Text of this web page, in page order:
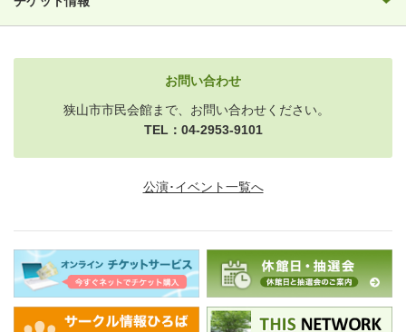
お問い合わせ
狭山市市民会館まで、お問い合わせください。
TEL：04-2953-9101
公演･イベント一覧へ